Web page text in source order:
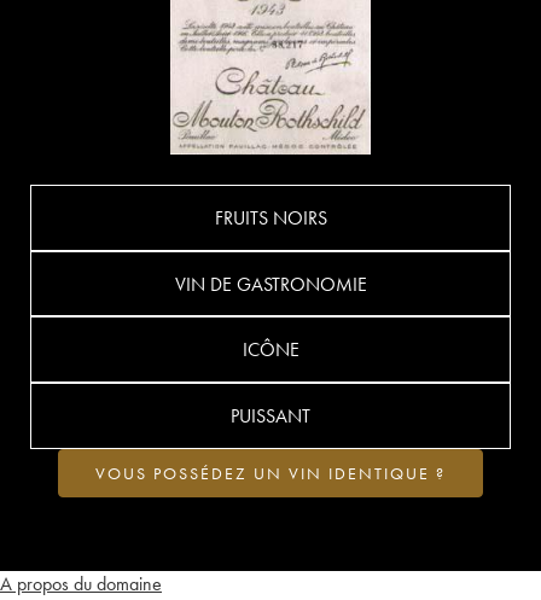
A propos du domaine
FRUITS NOIRS
VIN DE GASTRONOMIE
ICÔNE
PUISSANT
VOUS POSSÉDEZ UN VIN IDENTIQUE ?